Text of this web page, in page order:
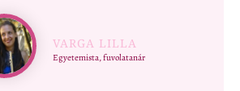
VARGA LILLA
Egyetemista, fuvolatanár